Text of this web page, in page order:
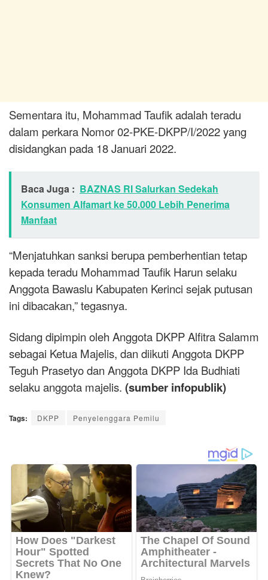
Sementara itu, Mohammad Taufik adalah teradu
dalam perkara Nomor 02-PKE-DKPP/I/2022 yang
disidangkan pada 18 Januari 2022.
Baca Juga : BAZNAS RI Salurkan Sedekah
Konsumen Alfamart ke 50.000 Lebih Penerima
Manfaat
“Menjatuhkan sanksi berupa pemberhentian tetap
kepada teradu Mohammad Taufik Harun selaku
Anggota Bawaslu Kabupaten Kerinci sejak putusan
ini dibacakan,” tegasnya.
Sidang dipimpin oleh Anggota DKPP Alfitra Salamm
sebagai Ketua Majelis, dan diikuti Anggota DKPP
Teguh Prasetyo dan Anggota DKPP Ida Budhiati
selaku anggota majelis. (sumber infopublik)
Tags: DKPP Penyelenggara Pemilu